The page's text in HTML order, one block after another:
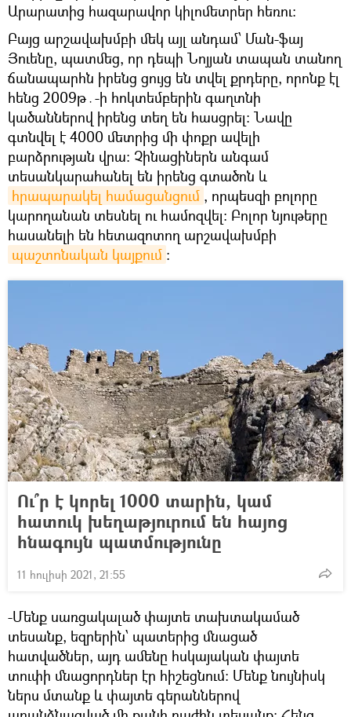
Արարատից հազարավոր կիլոմետրեր հեռու։
Բայց արշավախմբի մեկ այլ անդամ՝ Ման-ֆայ
Յուենը, պատմեց, որ դեպի Նոյյան տապան տանող
ճանապարհն իրենց ցույց են տվել քրդերը, որոնք էլ
հենց 2009թ․-ի հոկտեմբերին գաղտնի
կածաններով իրենց տեղ են հասցրել։ Նավը
գտնվել է 4000 մետրից մի փոքր ավելի
բարձրության վրա։ Չինացիներն անգամ
տեսանկարահանել են իրենց գտածոն և
հրապարակել համացանցում , որպեսզի բոլորը
կարողանան տեսնել ու համոզվել։ Բոլոր նյութերը
հասանելի են հետազոտող արշավախմբի
պաշտոնական կայքում ։
Ու՞ր է կորել 1000 տարին, կամ
հատուկ խեղաթյուրում են հայոց
հնագույն պատմությունը
11 հուլիսի 2021, 21:55
-Մենք սառցակալած փայտե տախտակամած
տեսանք, եզրերին՝ պատերից մնացած
հատվածներ, այդ ամենը հսկայական փայտե
տուփի մնացորդներ էր հիշեցնում։ Մենք նույնիսկ
ներս մտանք և փայտե գերաններով